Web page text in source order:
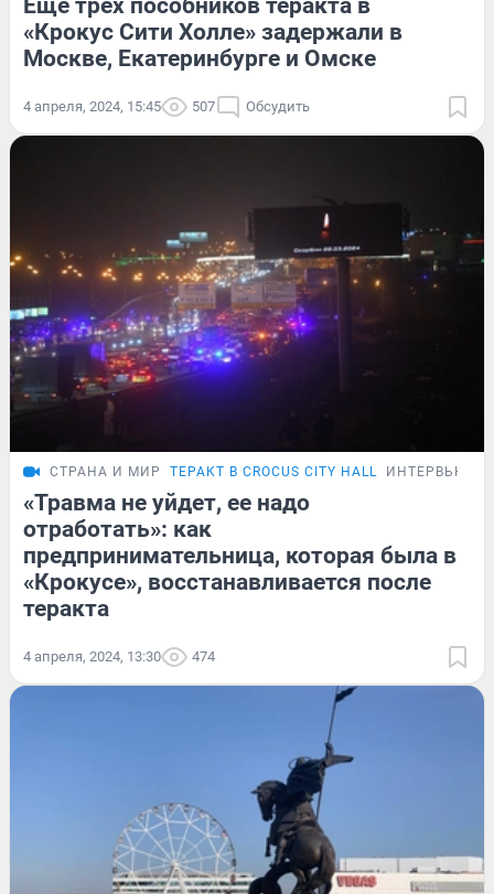
Еще трех пособников теракта в
«Крокус Сити Холле» задержали в
Москве, Екатеринбурге и Омске
4 апреля, 2024, 15:45 507 Обсудить
СТРАНА И МИР ТЕРАКТ В CROCUS CITY HALL ИНТЕРВЬЮ
«Травма не уйдет, ее надо
отработать»: как
предпринимательница, которая была в
«Крокусе», восстанавливается после
теракта
4 апреля, 2024, 13:30 474